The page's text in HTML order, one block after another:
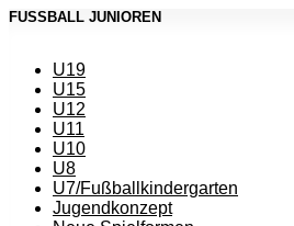
FUSSBALL JUNIOREN
U19
U15
U12
U11
U10
U8
U7/Fußballkindergarten
Jugendkonzept